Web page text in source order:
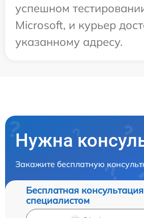
успешном
Microsoft, и курьер
указанному адресу.
Нужна
Закажите бесплатную
Бесплатная
специалистом